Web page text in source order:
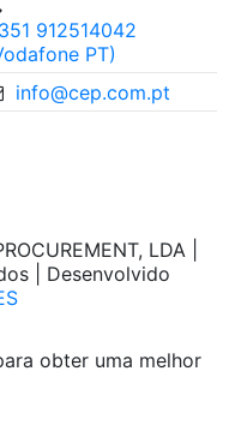
912514042
PT)
info@cep.com.pt
LDA |
| Desenvolvido
obter uma melhor